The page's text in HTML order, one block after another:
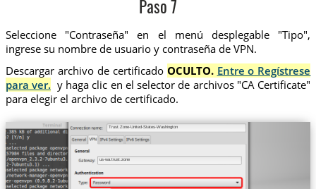
Paso 7
Seleccione "Contraseña" en el menú desplegable "Tipo",
ingrese su nombre de usuario y contraseña de VPN.
Descargar archivo de certificado OCULTO. Entre o Regístrese
para ver. y haga clic en el selector de archivos "CA Certificate"
para elegir el archivo de certificado.
Trust.Zone-United-States-Washington
us-wa.trust.zone